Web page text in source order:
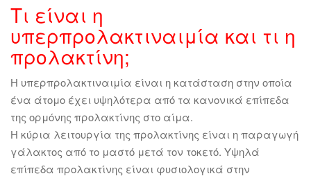
Τι είναι η
υπερπρολακτιναιμία και τι η
προλακτίνη;
Η υπερπρολακτιναιμία είναι η κατάσταση στην οποία
ένα άτομο έχει υψηλότερα από τα κανονικά επίπεδα
της ορμόνης προλακτίνης στο αίμα.
Η κύρια λειτουργία της προλακτίνης είναι η παραγωγή
γάλακτος από το μαστό μετά τον τοκετό. Υψηλά
επίπεδα προλακτίνης είναι φυσιολογικά στην